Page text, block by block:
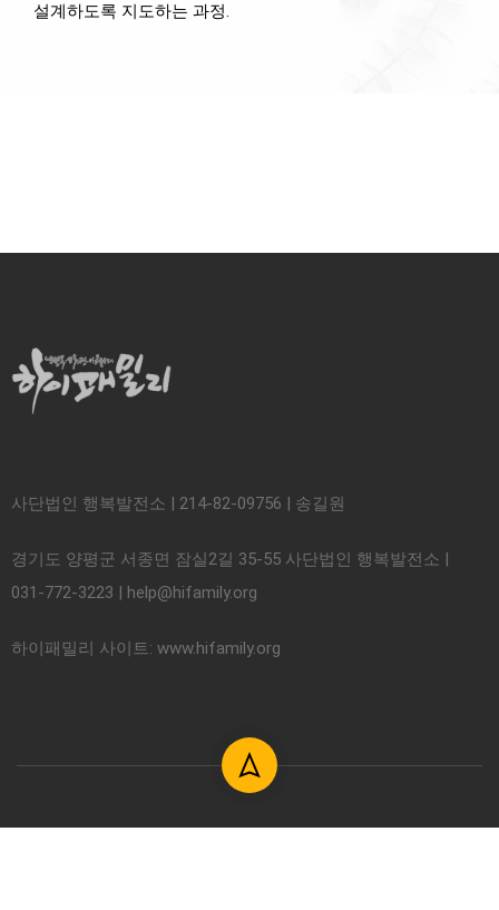
설계하도록 지도하는 과정.
사단법인 행복발전소 | 214-82-09756 | 송길원
경기도 양평군 서종면 잠실2길 35-55 사단법인 행복발전소 |
031-772-3223 | help@hifamily.org
하이패밀리 사이트: www.hifamily.org